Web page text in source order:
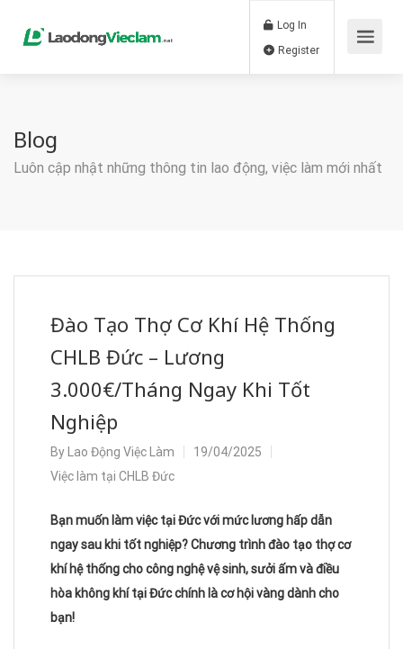
Log In
Blog
Luôn cập nhật những thông tin lao động, việc làm mới nhất
Đào Tạo Thợ Cơ Khí Hệ Thống
CHLB Đức – Lương
3.000€/Tháng Ngay Khi Tốt
Nghiệp
By Lao Động Việc Làm
19/04/2025
Việc làm tại CHLB Đức
Bạn muốn làm việc tại Đức với mức lương hấp dẫn
ngay sau khi tốt nghiệp? Chương trình đào tạo thợ cơ
khí hệ thống cho công nghệ vệ sinh, sưởi ấm và điều
hòa không khí tại Đức chính là cơ hội vàng dành cho
bạn!